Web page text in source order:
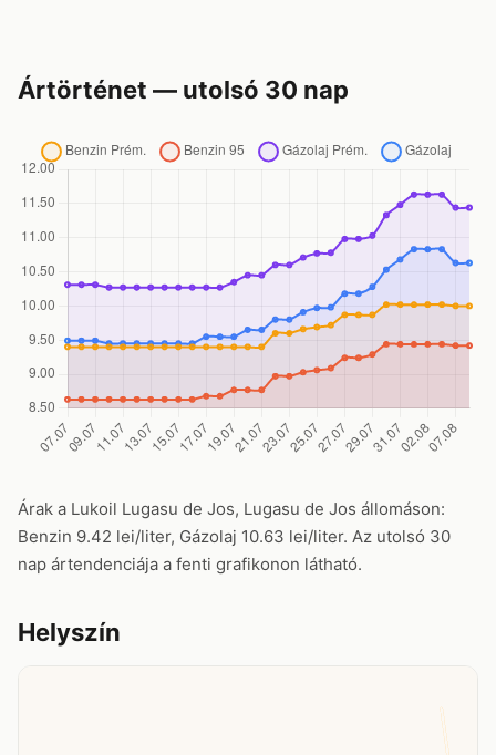
Ártörténet — utolsó 30 nap
Árak a Lukoil Lugasu de Jos, Lugasu de Jos állomáson:
Benzin 9.42 lei/liter, Gázolaj 10.63 lei/liter. Az utolsó 30
nap ártendenciája a fenti grafikonon látható.
Helyszín